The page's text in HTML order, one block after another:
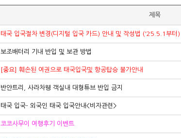
제목
태국 입국절차 변경(디지털 입국 카드) 안내 및 작성법 ('25.5.1부터)
보조배터리 기내 반입 및 보관 방법
[중요] 훼손된 여권으로 태국입국및 항공탑승 불가안내
반얀트리, 사라차웽 객실내 대형튜브 반입 금지
태국 입국- 외국인 태국 입국안내<비자관련>
코코사무이 여행후기 이벤트